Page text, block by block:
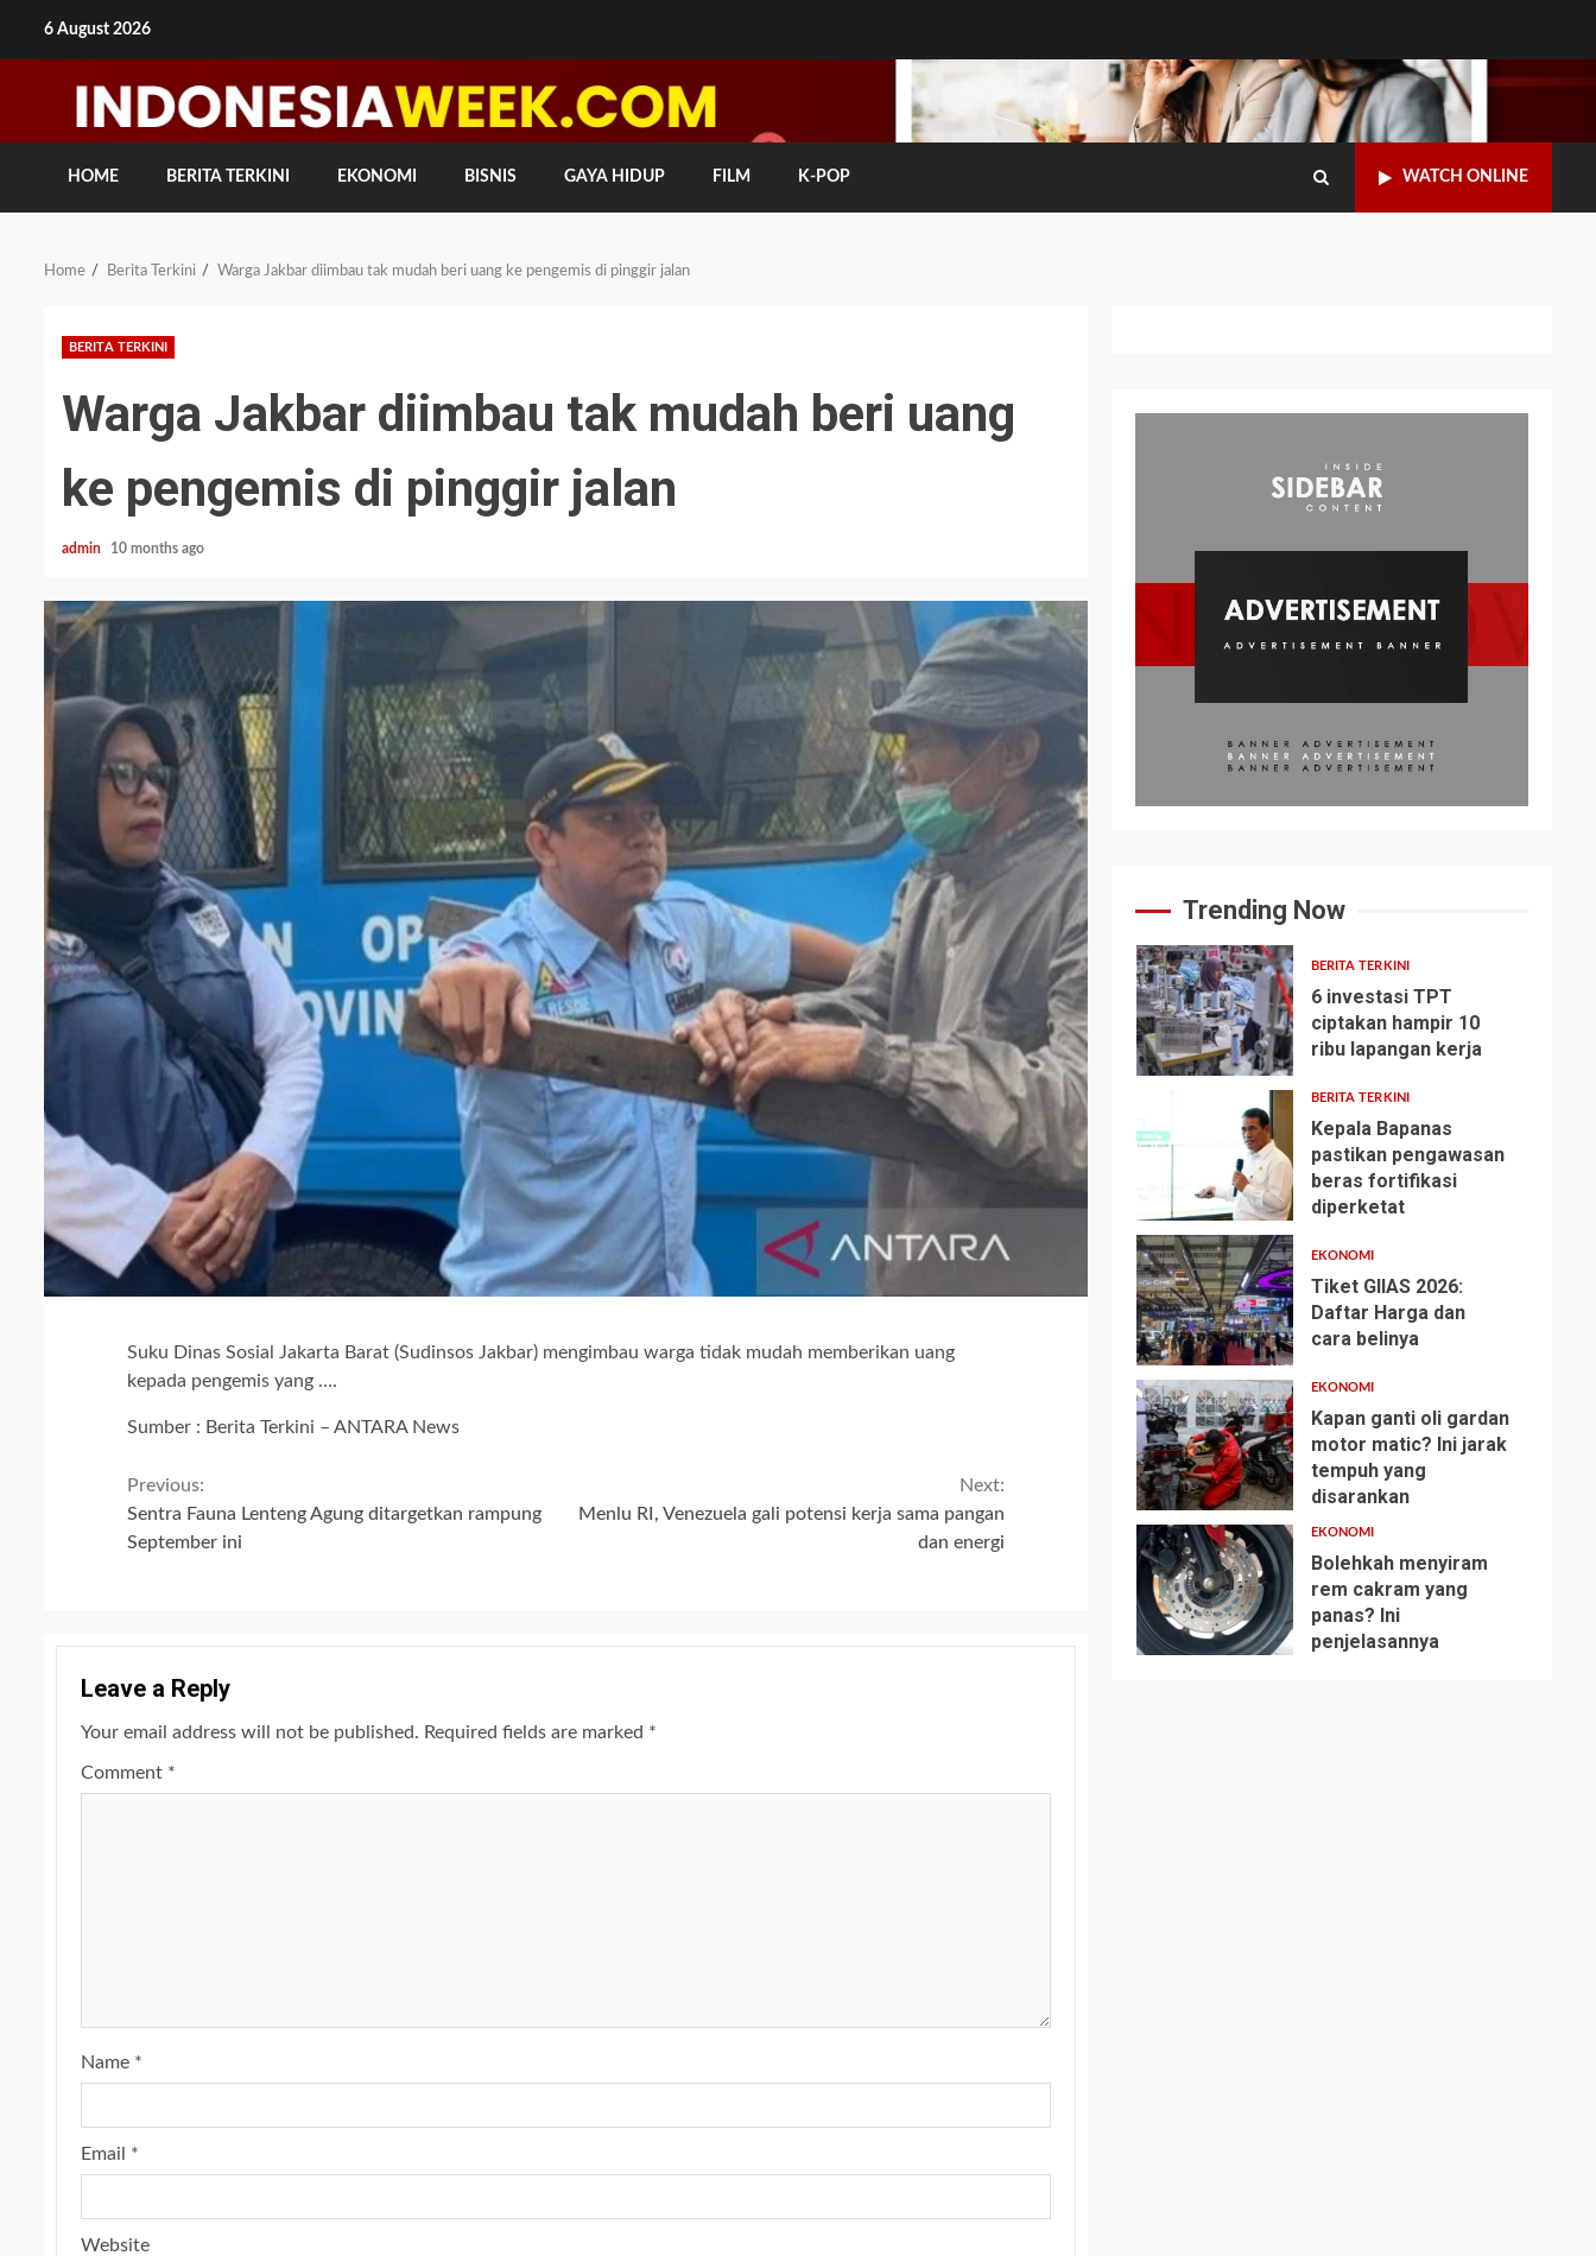
6 August 2026
HOME BERITA TERKINI EKONOMI BISNIS GAYA HIDUP FILM K-POP WATCH ONLINE
Home Berita Terkini Warga Jakbar diimbau tak mudah beri uang ke pengemis di pinggir jalan
BERITA TERKINI
Warga Jakbar diimbau tak mudah beri uang
ke pengemis di pinggir jalan
admin 10 months ago
Suku Dinas Sosial Jakarta Barat (Sudinsos Jakbar) mengimbau warga tidak mudah memberikan uang
kepada pengemis yang ….
Sumber : Berita Terkini – ANTARA News
Continue
Reading
Previous:
Sentra Fauna Lenteng Agung ditargetkan rampung
September ini
Next:
Menlu RI, Venezuela gali potensi kerja sama pangan
dan energi
Leave a Reply
Your email address will not be published. Required fields are marked *
Comment *
Name *
Email *
Website
Trending Now
1
BERITA TERKINI
6 investasi TPT
ciptakan hampir 10
ribu lapangan kerja
BERITA TERKINI
Kepala Bapanas
pastikan pengawasan
beras fortifikasi
diperketat
3
EKONOMI
Tiket GIIAS 2026:
Daftar Harga dan
cara belinya
4
EKONOMI
Kapan ganti oli gardan
motor matic? Ini jarak
tempuh yang
disarankan
5
EKONOMI
Bolehkah menyiram
rem cakram yang
panas? Ini
penjelasannya